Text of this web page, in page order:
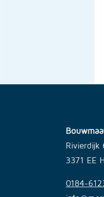
Rivierdijk
3371 EE
0184-